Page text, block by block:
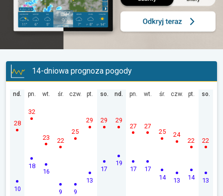
14-dniowa prognoza pogody
nd.
10
28
pn.
18
32
wt.
16
23
śr.
9
22
czw.
9
25
pt.
13
29
so.
17
29
nd.
19
29
pn.
17
27
wt.
17
27
śr.
14
25
czw.
13
24
pt.
14
22
so.
13
22